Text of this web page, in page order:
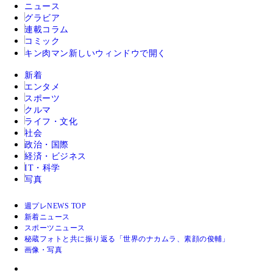
ニュース
グラビア
連載コラム
コミック
キン肉マン 新しいウィンドウで開く
新着
エンタメ
スポーツ
クルマ
ライフ・文化
社会
政治・国際
経済・ビジネス
IT・科学
写真
週プレNEWS TOP
新着ニュース
スポーツニュース
秘蔵フォトと共に振り返る「世界のナカムラ、素顔の俊輔」
画像・写真